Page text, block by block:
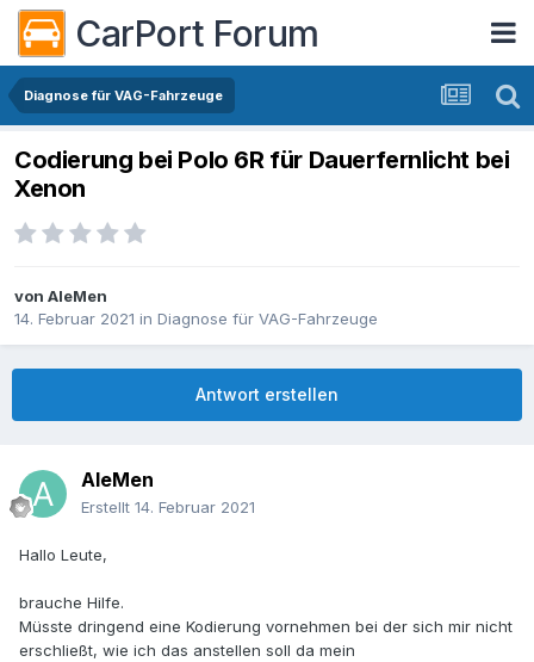
CarPort Forum
Diagnose für VAG-Fahrzeuge
Codierung bei Polo 6R für Dauerfernlicht bei
Xenon
von AleMen
14. Februar 2021 in Diagnose für VAG-Fahrzeuge
Antwort erstellen
AleMen
Erstellt 14. Februar 2021
Hallo Leute,
brauche Hilfe.
Müsste dringend eine Kodierung vornehmen bei der sich mir nicht
erschließt, wie ich das anstellen soll da mein